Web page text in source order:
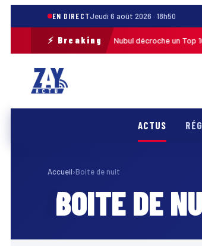
EN DIRECTJeudi 6 août 2026 · 18h50
⚡ Breaking
Guadeloupe 2026 : Edwin Nubul décroche un Top 10
ACTUS
Accueil›Boite de nuit
BOITE DE